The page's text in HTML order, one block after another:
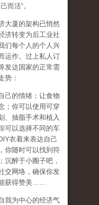
而活”。
大厦的架构已悄然
济转变为后工业社
们每个人的个人兴
运作。过上私人订
发达国家的正常需
势：
己的情绪；让食物
；你可以使用可穿
、抽脂手术和植入
可以选择不同的车
衣着来表达自己
你随时可以找到符
沉醉于小圈子吧，
交网络，确保你发
获得赞美……
我为中心的经济气